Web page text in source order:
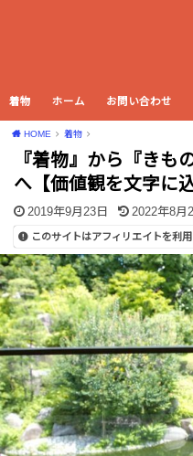
着物 ホーム お問い合わせ
HOME 着物
『着物』から『きも
へ【価値観を文字に
2019年9月23日 2022年8月
このサイトはアフィリエイトを利